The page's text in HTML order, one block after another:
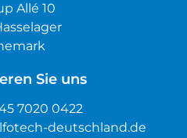
Allé 10
Sie uns
7020 0422
deutschland.de